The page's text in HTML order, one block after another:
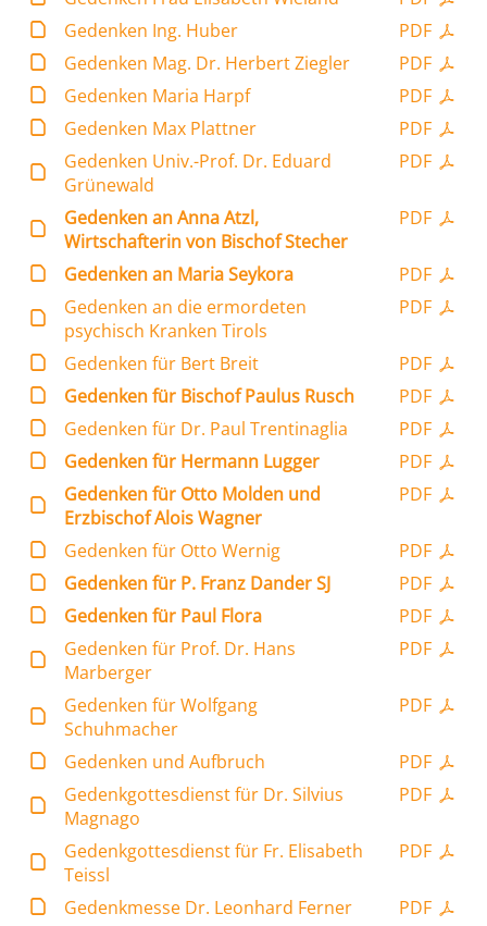
PDF
Gedenken Ing. Huber
PDF
Gedenken Mag. Dr. Herbert Ziegler
PDF
Gedenken Maria Harpf
PDF
Gedenken Max Plattner
PDF
Gedenken Univ.-Prof. Dr. Eduard
Grünewald
PDF
Gedenken an Anna Atzl,
Wirtschafterin von Bischof Stecher
PDF
Gedenken an Maria Seykora
PDF
Gedenken an die ermordeten
psychisch Kranken Tirols
PDF
Gedenken für Bert Breit
PDF
Gedenken für Bischof Paulus Rusch
PDF
Gedenken für Dr. Paul Trentinaglia
PDF
Gedenken für Hermann Lugger
PDF
Gedenken für Otto Molden und
Erzbischof Alois Wagner
PDF
Gedenken für Otto Wernig
PDF
Gedenken für P. Franz Dander SJ
PDF
Gedenken für Paul Flora
PDF
Gedenken für Prof. Dr. Hans
Marberger
PDF
Gedenken für Wolfgang
Schuhmacher
PDF
Gedenken und Aufbruch
PDF
Gedenkgottesdienst für Dr. Silvius
Magnago
PDF
Gedenkgottesdienst für Fr. Elisabeth
Teissl
PDF
Gedenkmesse Dr. Leonhard Ferner